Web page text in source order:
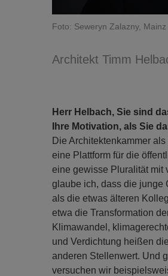
Foto: Seweryn Zalazny, Mainz
Architekt Timm
Herr Helbach, Sie sind
Ihre Motivation, als Sie
Die Architektenkammer
eine Plattform für die
eine gewisse Pluralität mit
glaube ich, dass die junge
als die etwas älteren
etwa die Transformation
Klimawandel,
und Verdichtung heißen
anderen Stellenwert. Und
versuchen wir